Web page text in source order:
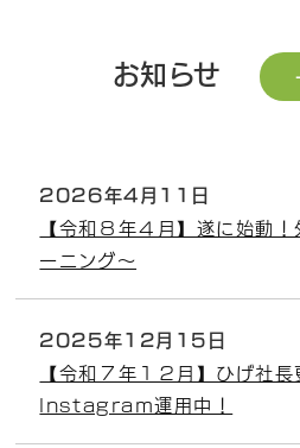
お知らせ
2026年4月11日
【令和８年４月】遂に始動
ーニング～
2025年12月15日
【令和７年１２月】ひげ社
Instagram運用中！